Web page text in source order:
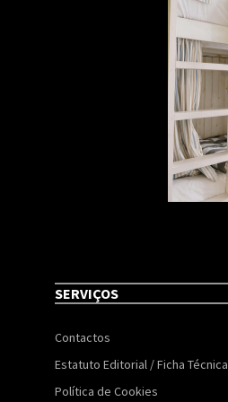
SERVIÇOS
Contactos
Estatuto Editorial / Ficha Técnica
Política de Cookies